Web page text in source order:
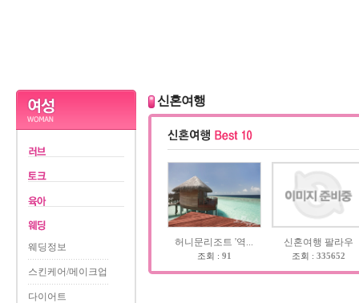
웨딩정보
스킨케어/메이크업
다이어트
신혼여행
허니문리조트 '역...
조회 : 91
신혼여행 팔라우
조회 : 335652